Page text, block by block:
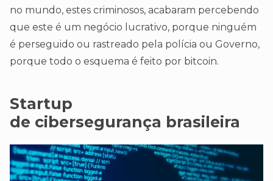
no mundo, estes criminosos, acabaram percebendo
que este é um negócio lucrativo, porque ninguém
é perseguido ou rastreado pela polícia ou Governo,
porque todo o esquema é feito por bitcoin.
Startup
de cibersegurança brasileira